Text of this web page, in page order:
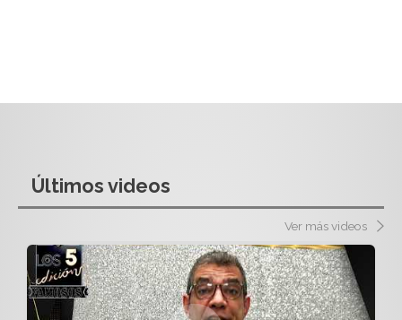
Últimos videos
Ver más videos